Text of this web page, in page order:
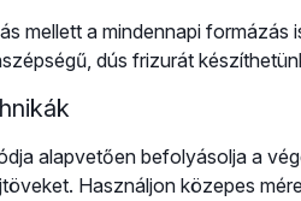
mellett a mindennapi
dús frizurát
alapvetően befolyásolja a
Használjon közepes